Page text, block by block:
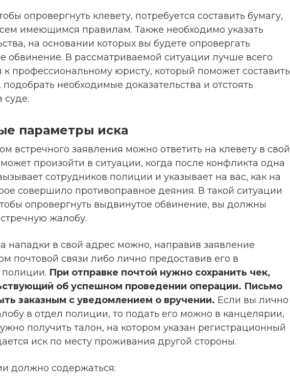
опровергнуть клевету, потребуется составить бумагу,
имеющимся правилам. Также необходимо указать
на основании которых вы будете опровергать
обвинение. В рассматриваемой ситуации лучше всего
к профессиональному юристу, который поможет составить
подобрать необходимые доказательства и отстоять
суде.
параметры иска
встречного заявления можно ответить на клевету в свой
произойти в ситуации, когда после конфликта одна
сотрудников полиции и указывает на вас, как на
совершило противоправное деяния. В такой ситуации
опровергнуть выдвинутое обвинение, вы должны
жалобу.
нападки в свой адрес можно, направив заявление
почтовой связи либо лично предоставив его в
При отправке почтой нужно сохранить чек,
об успешном проведении операции. Письмо
заказным с уведомлением о вручении. Если вы лично
в отдел полиции, то подать его можно в канцелярии,
получить талон, на котором указан регистрационный
иск по месту проживания другой стороны.
должно содержаться: